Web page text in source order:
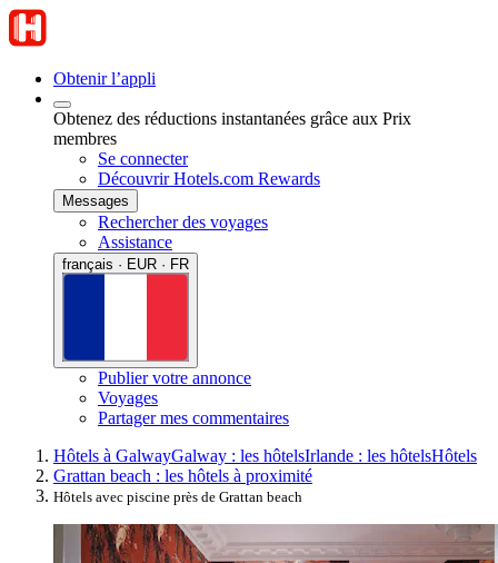
Obtenir l’appli
Obtenez des réductions instantanées grâce aux Prix
membres
Se connecter
Découvrir Hotels.com Rewards
Messages
Rechercher des voyages
Assistance
français · EUR · FR
Publier votre annonce
Voyages
Partager mes commentaires
Hôtels à GalwayGalway : les hôtelsIrlande : les hôtelsHôtels
Grattan beach : les hôtels à proximité
Hôtels avec piscine près de Grattan beach